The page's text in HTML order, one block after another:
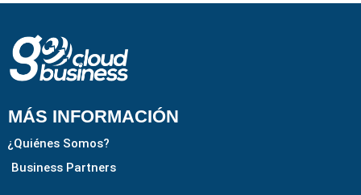
MÁS INFORMACIÓN
¿Quiénes Somos?
Business Partners